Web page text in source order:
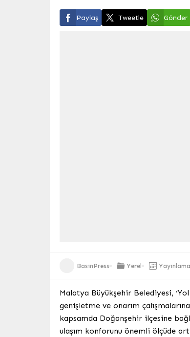
Paylaş Tweetle Gönder
BasınPress Yerel
Malatya Büyükşehir Belediyesi,
genişletme ve onarım
kapsamda Doğanşehir ilçesine
ulaşım konforunu önemli ölçüde